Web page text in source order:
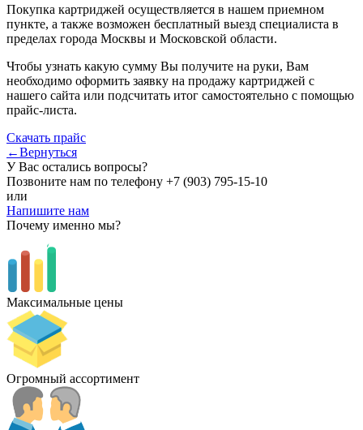
Покупка картриджей осуществляется в нашем приемном
пункте, а также возможен бесплатный выезд специалиста в
пределах города Москвы и Московской области.
Чтобы узнать какую сумму Вы получите на руки, Вам
необходимо оформить заявку на продажу картриджей с
нашего сайта или подсчитать итог самостоятельно с помощью
прайс-листа.
Скачать прайс
←Вернуться
У Вас остались вопросы?
Позвоните нам по телефону +7 (903) 795-15-10
или
Напишите нам
Почему именно мы?
Максимальные цены
Огромный ассортимент